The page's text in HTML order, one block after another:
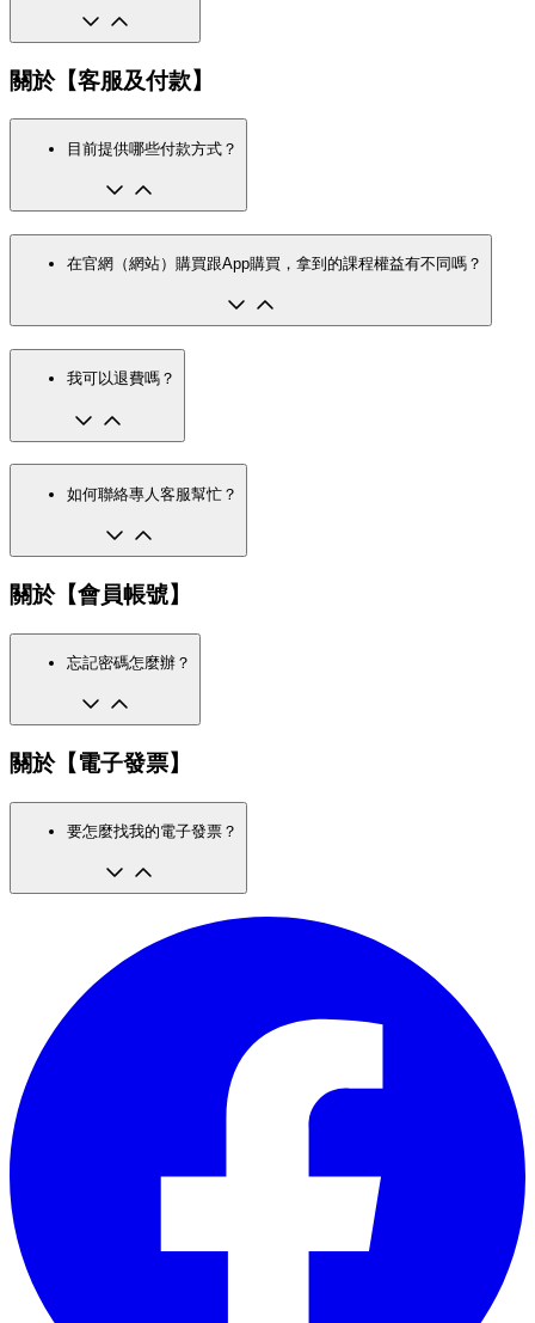
關於【客服及付款】
目前提供哪些付款方式？
在官網（網站）購買跟App購買，拿到的課程權益有不同嗎？
我可以退費嗎？
如何聯絡專人客服幫忙？
關於【會員帳號】
忘記密碼怎麼辦？
關於【電子發票】
要怎麼找我的電子發票？